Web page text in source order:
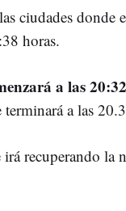
ciudades
horas.
a las
a las
recuperando la